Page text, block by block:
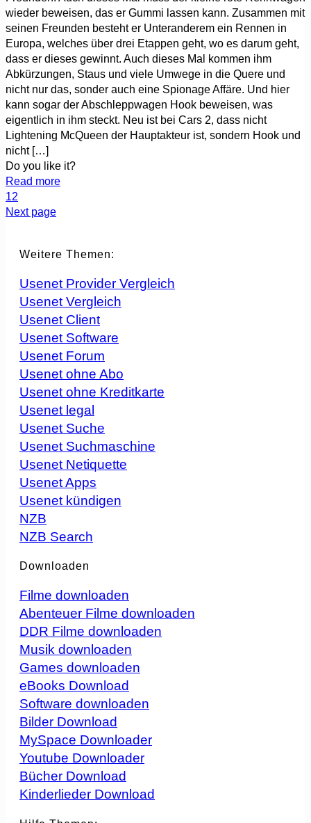
wieder beweisen, das er Gummi lassen kann. Zusammen mit
seinen Freunden besteht er Unteranderem ein Rennen in
Europa, welches über drei Etappen geht, wo es darum geht,
dass er dieses gewinnt. Auch dieses Mal kommen ihm
Abkürzungen, Staus und viele Umwege in die Quere und
nicht nur das, sonder auch eine Spionage Affäre. Und hier
kann sogar der Abschleppwagen Hook beweisen, was
eigentlich in ihm steckt. Neu ist bei Cars 2, dass nicht
Lightening McQueen der Hauptakteur ist, sondern Hook und
nicht[…]
Do you like it?
Read more
12
Next page
Weitere Themen:
Usenet Provider Vergleich
Usenet Vergleich
Usenet Client
Usenet Software
Usenet Forum
Usenet ohne Abo
Usenet ohne Kreditkarte
Usenet legal
Usenet Suche
Usenet Suchmaschine
Usenet Netiquette
Usenet Apps
Usenet kündigen
NZB
NZB Search
Downloaden
Filme downloaden
Abenteuer Filme downloaden
DDR Filme downloaden
Musik downloaden
Games downloaden
eBooks Download
Software downloaden
Bilder Download
MySpace Downloader
Youtube Downloader
Bücher Download
Kinderlieder Download